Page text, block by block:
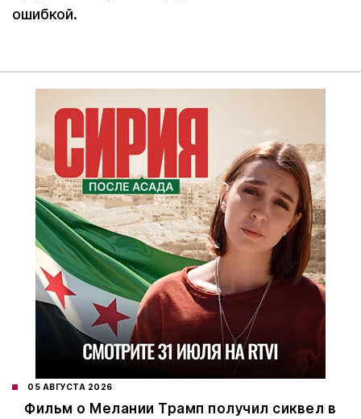
ошибкой.
05 АВГУСТА 2026
Фильм о Мелании Трамп получил сиквел в